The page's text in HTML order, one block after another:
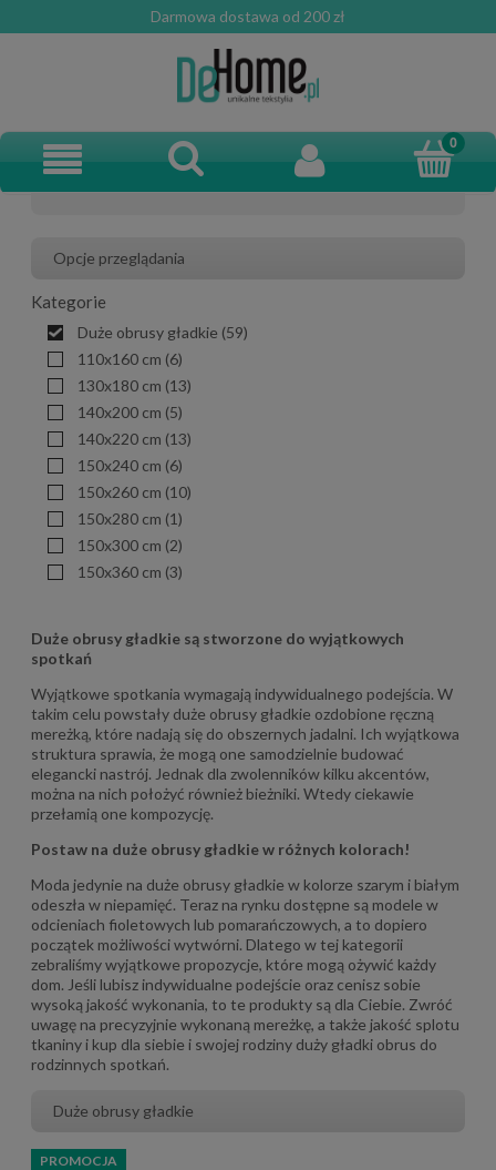
Darmowa dostawa od 200 zł
Opcje przeglądania
Kategorie
Duże obrusy gładkie (59)
110x160 cm (6)
130x180 cm (13)
140x200 cm (5)
140x220 cm (13)
150x240 cm (6)
150x260 cm (10)
150x280 cm (1)
150x300 cm (2)
150x360 cm (3)
Duże obrusy gładkie są stworzone do wyjątkowych
spotkań
Wyjątkowe spotkania wymagają indywidualnego podejścia. W
takim celu powstały duże obrusy gładkie ozdobione ręczną
mereżką, które nadają się do obszernych jadalni. Ich wyjątkowa
struktura sprawia, że mogą one samodzielnie budować
elegancki nastrój. Jednak dla zwolenników kilku akcentów,
można na nich położyć również bieżniki. Wtedy ciekawie
przełamią one kompozycję.
Postaw na duże obrusy gładkie w różnych kolorach!
Moda jedynie na duże obrusy gładkie w kolorze szarym i białym
odeszła w niepamięć. Teraz na rynku dostępne są modele w
odcieniach fioletowych lub pomarańczowych, a to dopiero
początek możliwości wytwórni. Dlatego w tej kategorii
zebraliśmy wyjątkowe propozycje, które mogą ożywić każdy
dom. Jeśli lubisz indywidualne podejście oraz cenisz sobie
wysoką jakość wykonania, to te produkty są dla Ciebie. Zwróć
uwagę na precyzyjnie wykonaną mereżkę, a także jakość splotu
tkaniny i kup dla siebie i swojej rodziny duży gładki obrus do
rodzinnych spotkań.
Duże obrusy gładkie
PROMOCJA